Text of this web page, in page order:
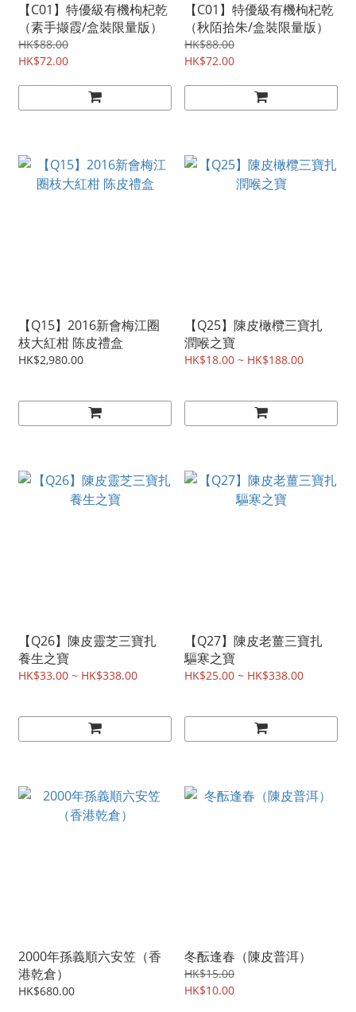
【C01】特優級有機枸杞乾
（素手撷霞/盒裝限量版）
HK$88.00
HK$72.00
【C01】特優級有機枸杞乾
（秋陌拾朱/盒裝限量版）
HK$88.00
HK$72.00
【Q15】2016新會梅江圈
枝大紅柑 陈皮禮盒
HK$2,980.00
【Q25】陳皮橄欖三寶扎
潤喉之寶
HK$18.00 ~ HK$188.00
【Q26】陳皮靈芝三寶扎
養生之寶
HK$33.00 ~ HK$338.00
【Q27】陳皮老薑三寶扎
驅寒之寶
HK$25.00 ~ HK$338.00
2000年孫義順六安笠（香
港乾倉）
HK$680.00
冬酝逢春（陳皮普洱）
HK$15.00
HK$10.00